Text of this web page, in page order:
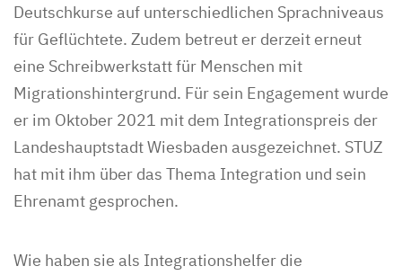
Deutschkurse auf unterschiedlichen Sprachniveaus
für Geflüchtete. Zudem betreut er derzeit erneut
eine Schreibwerkstatt für Menschen mit
Migrationshintergrund. Für sein Engagement wurde
er im Oktober 2021 mit dem Integrationspreis der
Landeshauptstadt Wiesbaden ausgezeichnet. STUZ
hat mit ihm über das Thema Integration und sein
Ehrenamt gesprochen.
Wie haben sie als Integrationshelfer die